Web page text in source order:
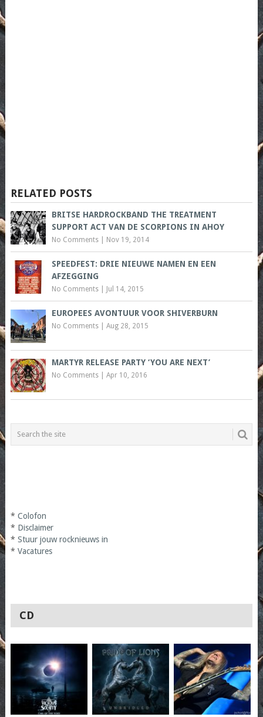
RELATED POSTS
BRITSE HARDROCKBAND THE TREATMENT
SUPPORT ACT VAN DE SCORPIONS IN AHOY
No Comments| Nov 19, 2014
SPEEDFEST: DRIE NIEUWE NAMEN EN EEN
AFZEGGING
No Comments| Jul 14, 2015
EUROPEES AVONTUUR VOOR SHIVERBURN
No Comments| Aug 28, 2015
MARTYR RELEASE PARTY ‘YOU ARE NEXT’
No Comments| Apr 10, 2016
* Colofon
* Disclaimer
* Stuur jouw rocknieuws in
* Vacatures
CD